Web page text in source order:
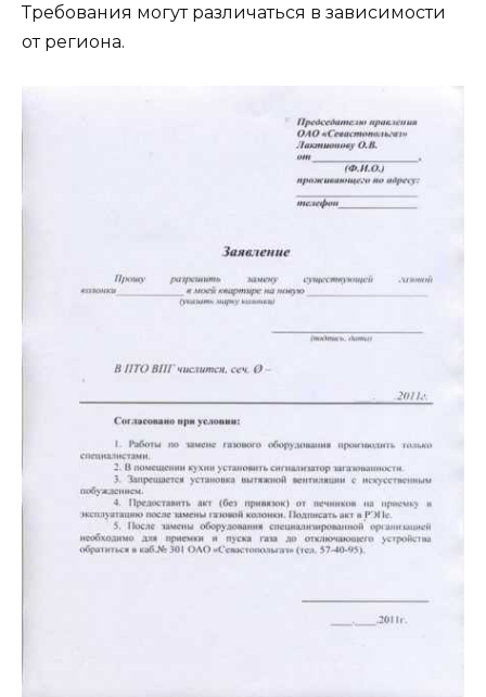
Требования могут различаться в зависимости
от региона.